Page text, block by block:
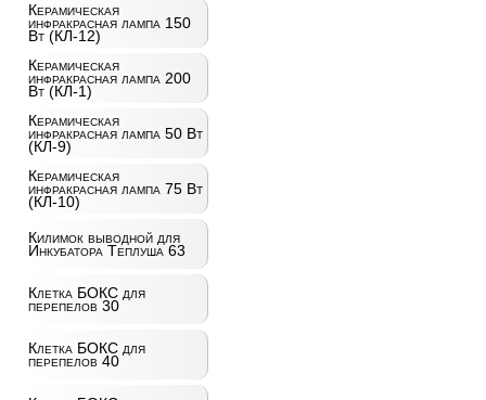
Керамическая
инфракрасная лампа 150
Вт (КЛ-12)
Керамическая
инфракрасная лампа 200
Вт (КЛ-1)
Керамическая
инфракрасная лампа 50 Вт
(КЛ-9)
Керамическая
инфракрасная лампа 75 Вт
(КЛ-10)
Килимок выводной для
Инкубатора Теплуша 63
Клетка БОКС для
перепелов 30
Клетка БОКС для
перепелов 40